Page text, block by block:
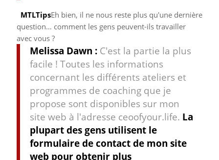
MTLTipsEh bien, il ne nous reste plus qu'une dernière
question… comment les gens peuvent-ils travailler
avec vous ?
Melissa Dawn :C'est la partie la plus
facile ! Toutes les informations
concernant les différents ateliers et
programmes de coaching que je
propose sont disponibles sur mon
site web à l'adresse ceoofyour.life. La
plupart des gens utilisent le
formulaire de contact de mon site
web pour obtenir plus